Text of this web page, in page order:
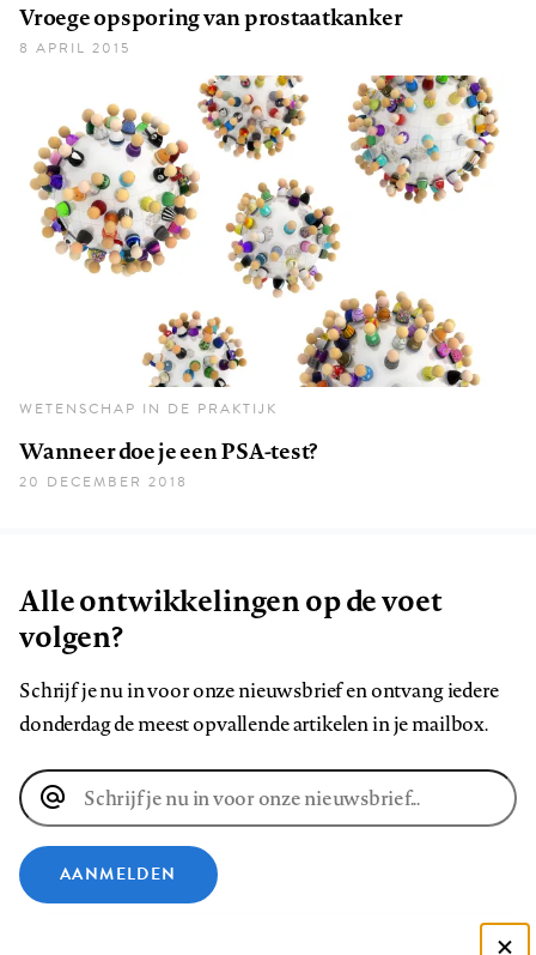
Vroege opsporing van prostaatkanker
8 APRIL 2015
WETENSCHAP IN DE PRAKTIJK
Wanneer doe je een PSA-test?
20 DECEMBER 2018
Alle ontwikkelingen op de voet
volgen?
Schrijf je nu in voor onze nieuwsbrief en ontvang iedere
donderdag de meest opvallende artikelen in je mailbox.
E-
mailadres
AANMELDEN